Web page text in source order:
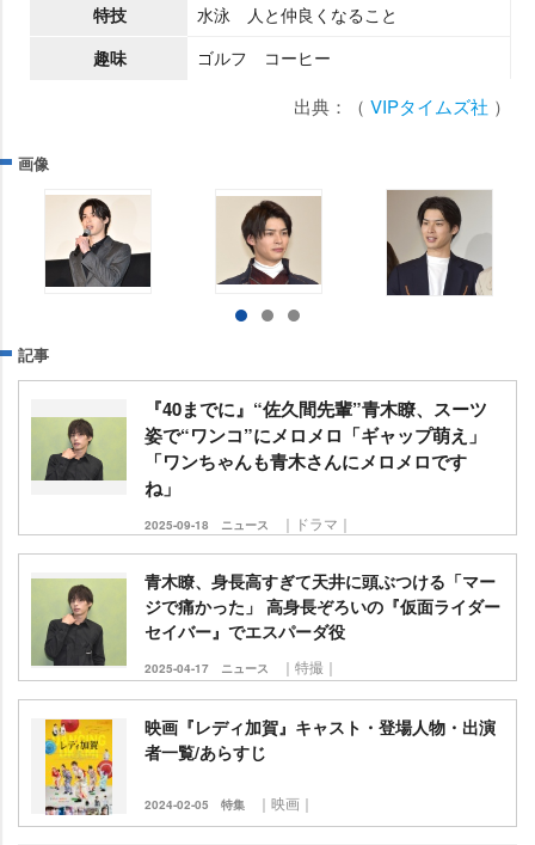
特技
水泳 人と仲良くなること
趣味
ゴルフ コーヒー
出典：（ VIPタイムズ社 ）
画像
記事
『40までに』“佐久間先輩”青木瞭、スーツ
姿で“ワンコ”にメロメロ「ギャップ萌え」
「ワンちゃんも青木さんにメロメロです
ね」
2025-09-18 ニュース ｜ドラマ｜
青木瞭、身長高すぎて天井に頭ぶつける「マー
ジで痛かった」 高身長ぞろいの『仮面ライダー
セイバー』でエスパーダ役
2025-04-17 ニュース ｜特撮｜
映画『レディ加賀』キャスト・登場人物・出演
者一覧/あらすじ
2024-02-05 特集 ｜映画｜